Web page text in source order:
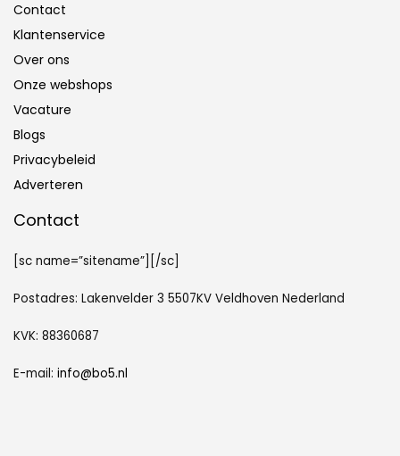
Contact
Klantenservice
Over ons
Onze webshops
Vacature
Blogs
Privacybeleid
Adverteren
Contact
[sc name=”sitename”][/sc]
Postadres: Lakenvelder 3 5507KV Veldhoven Nederland
KVK: 88360687
E-mail: info@bo5.nl